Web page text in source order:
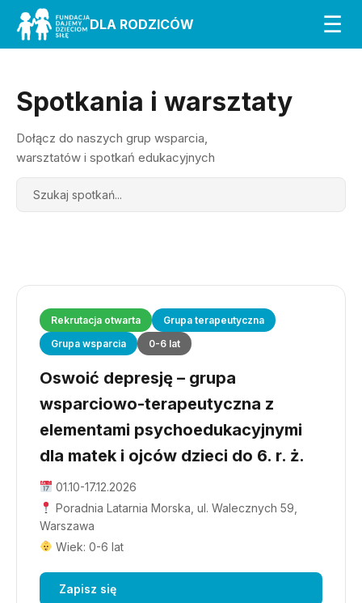
DLA RODZICÓW ☰
Spotkania i warsztaty
Dołącz do naszych grup wsparcia,
warsztatów i spotkań edukacyjnych
Search
Rekrutacja otwarta
Grupa terapeutyczna
Grupa wsparcia
0-6 lat
Oswoić depresję – grupa
wsparciowo-terapeutyczna z
elementami psychoedukacyjnymi
dla matek i ojców dzieci do 6. r. ż.
01.10-17.12.2026
Poradnia Latarnia Morska, ul. Walecznych 59,
Warszawa
Wiek: 0-6 lat
Zapisz się